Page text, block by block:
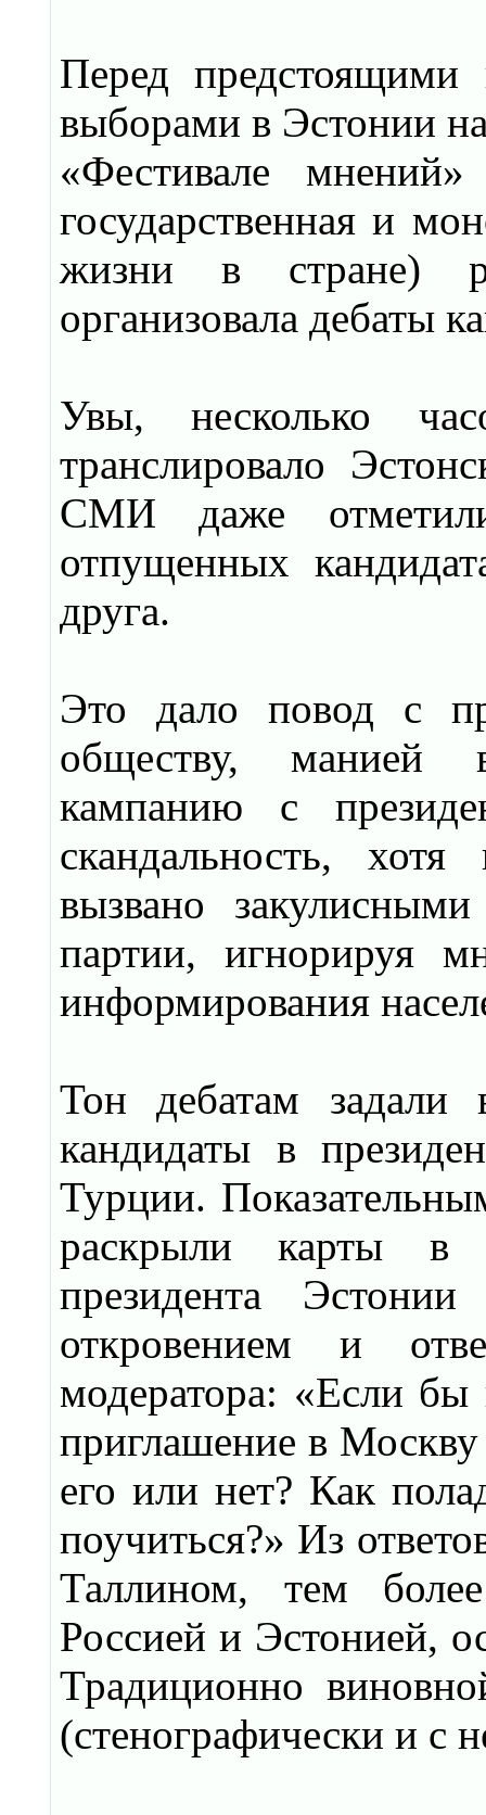
Перед предстоящими
выборами в Эстонии
«Фестивале
государственная и
жизни в стране)
организовала дебаты
Увы, несколько
транслировало
СМИ даже
отпущенных
друга.
Это дало повод с
обществу, манией
кампанию с
скандальность,
вызвано
партии, игнорируя
информирования
Тон дебатам задали
кандидаты в
Турции.
раскрыли карты в
президента
откровением и
модератора: «Если
приглашение в
его или нет? Как
поучиться?» Из
Таллином, тем
Россией и Эстонией,
Традиционно
(стенографически и с